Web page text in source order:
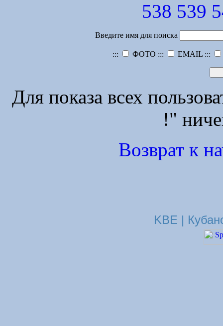
538 539
Введите имя для поиска
::: ФОТО ::: EMAIL :::
Для показа всех
!"
Возврат к
KBE |